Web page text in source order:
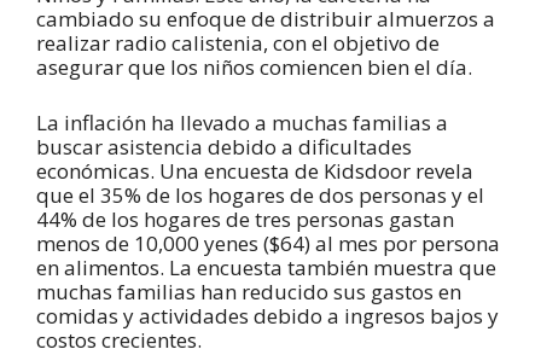
cambiado su enfoque de distribuir almuerzos a
realizar radio calistenia, con el objetivo de
asegurar que los niños comiencen bien el día.
La inflación ha llevado a muchas familias a
buscar asistencia debido a dificultades
económicas. Una encuesta de Kidsdoor revela
que el 35% de los hogares de dos personas y el
44% de los hogares de tres personas gastan
menos de 10,000 yenes ($64) al mes por persona
en alimentos. La encuesta también muestra que
muchas familias han reducido sus gastos en
comidas y actividades debido a ingresos bajos y
costos crecientes.